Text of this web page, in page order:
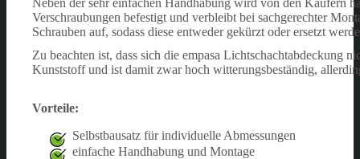
Verschraubungen befestigt und verbleibt bei sachgerechter
Schrauben auf, sodass diese entweder gekürzt oder ersetzt
Zu beachten ist, dass sich die empasa Lichtschachtabdeckung
Kunststoff und ist damit zwar hoch witterungsbeständig,
Vorteile:
Selbstbausatz für individuelle Abmessungen
einfache Handhabung und Montage